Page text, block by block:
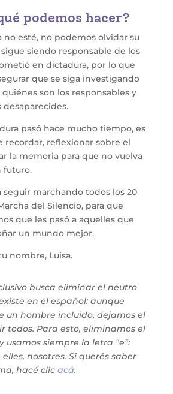
podemos hacer?
no esté, no podemos olvidar su
sigue siendo responsable de los
en dictadura, por lo que
que se siga investigando
son los responsables y
pasó hace mucho tiempo, es
recordar, reflexionar sobre el
la memoria para que no vuelva
futuro.
seguir marchando todos los 20
del Silencio, para que
que les pasó a aquelles que
un mundo mejor.
nombre, Luisa.
busca eliminar el neutro
en el español: aunque
un hombre incluido, dejamos el
todos. Para esto, eliminamos el
usamos siempre la letra “e”:
nosotres. Si querés saber
hacé clic acá.